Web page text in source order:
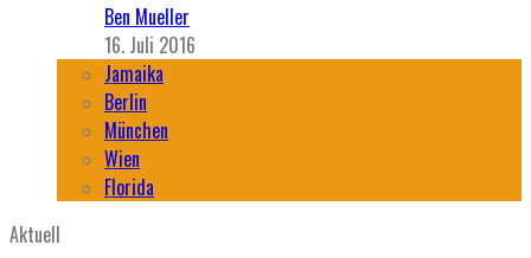
Ben Mueller
16. Juli 2016
Jamaika
Berlin
München
Wien
Florida
Aktuell